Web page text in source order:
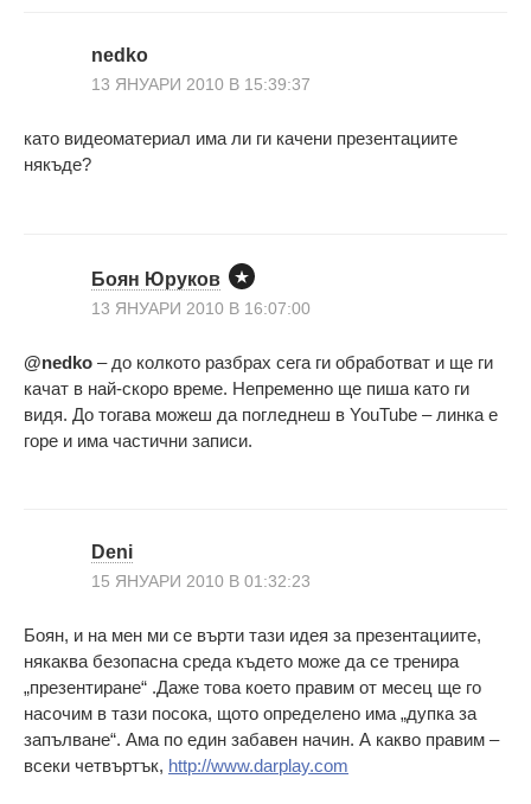
nedko
13 ЯНУАРИ 2010 В 15:39:37
като видеоматериал има ли ги качени презентациите
някъде?
Боян Юруков
13 ЯНУАРИ 2010 В 16:07:00
@nedko – до колкото разбрах сега ги обработват и ще ги
качат в най-скоро време. Непременно ще пиша като ги
видя. До тогава можеш да погледнеш в YouTube – линка е
горе и има частични записи.
Deni
15 ЯНУАРИ 2010 В 01:32:23
Боян, и на мен ми се върти тази идея за презентациите,
някаква безопасна среда където може да се тренира
„презентиране“ .Даже това което правим от месец ще го
насочим в тази посока, щото определено има „дупка за
запълване“. Ама по един забавен начин. А какво правим –
всеки четвъртък, http://www.darplay.com